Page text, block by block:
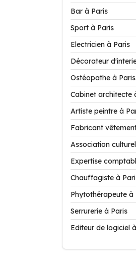
Bar à Paris
Sport à Paris
Electricien à Paris
Décorateur
Ostéopathe à Paris
Cabinet architecte
Artiste peintre à
Fabricant
Association
Expertise
Chauffagiste à
Phytothérapeute à
Serrurerie à Paris
Editeur de logiciel